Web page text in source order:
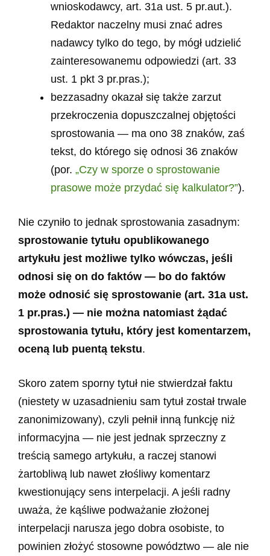
wnioskodawcy, art. 31a ust. 5 pr.aut.).
Redaktor naczelny musi znać adres
nadawcy tylko do tego, by mógł udzielić
zainteresowanemu odpowiedzi (art. 33
ust. 1 pkt 3 pr.pras.);
bezzasadny okazał się także zarzut
przekroczenia dopuszczalnej objętości
sprostowania — ma ono 38 znaków, zaś
tekst, do którego się odnosi 36 znaków
(por. „Czy w sporze o sprostowanie
prasowe może przydać się kalkulator?”).
Nie czyniło to jednak sprostowania zasadnym:
sprostowanie tytułu opublikowanego
artykułu jest możliwe tylko wówczas, jeśli
odnosi się on do faktów — bo do faktów
może odnosić się sprostowanie (art. 31a ust.
1 pr.pras.) — nie można natomiast żądać
sprostowania tytułu, który jest komentarzem,
oceną lub puentą tekstu.
Skoro zatem sporny tytuł nie stwierdzał faktu
(niestety w uzasadnieniu sam tytuł został trwale
zanonimizowany), czyli pełnił inną funkcję niż
informacyjna — nie jest jednak sprzeczny z
treścią samego artykułu, a raczej stanowi
żartobliwą lub nawet złośliwy komentarz
kwestionujący sens interpelacji. A jeśli radny
uważa, że kąśliwe podważanie złożonej
interpelacji narusza jego dobra osobiste, to
powinien złożyć stosowne powództwo — ale nie